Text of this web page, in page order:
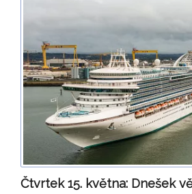
Čtvrtek 15. května: Dnešek